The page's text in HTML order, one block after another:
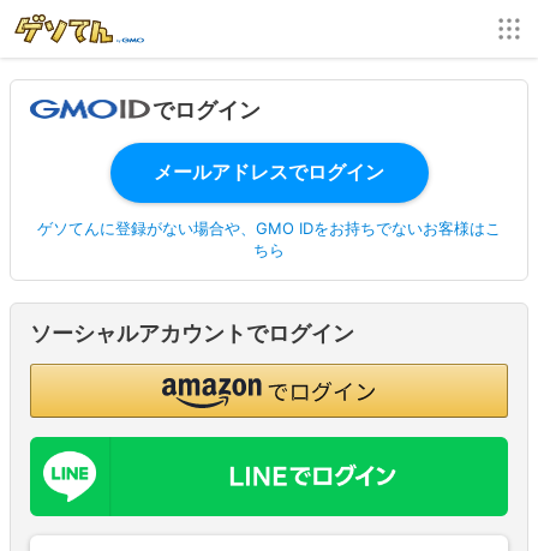
でログイン
ゲソてんに登録がない場合や、GMO IDをお持ちでないお客様はこ
ちら
ソーシャルアカウントでログイン